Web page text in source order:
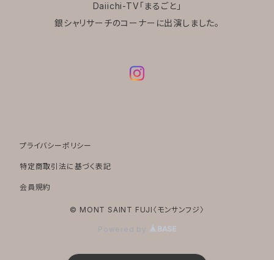
Daiichi-TV「まるごと」
銀シャリサーチのコーナーに出演しました。
プライバシーポリシー
特定商取引法に基づく表記
会員規約
© MONT SAINT FUJI〈モンサンフジ〉
Powered by